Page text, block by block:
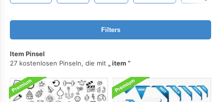
Filters
Item Pinsel
27 kostenlosen Pinseln, die mit
item